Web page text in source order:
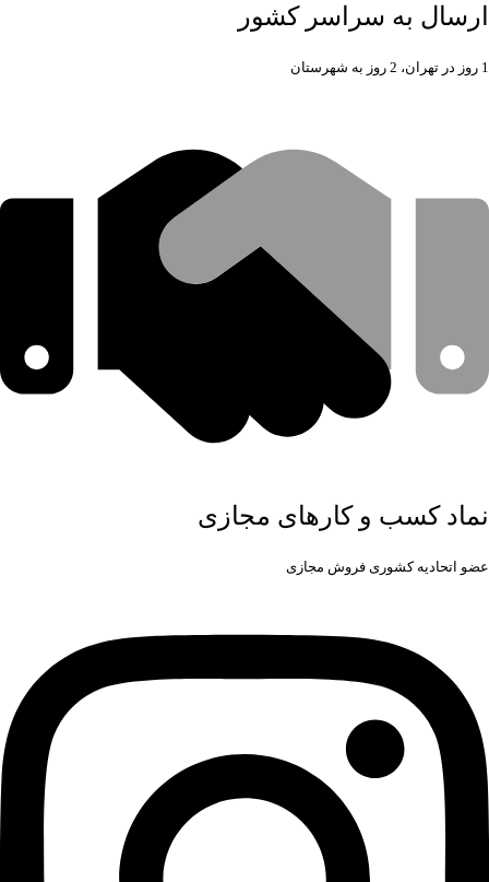
ارسال به سراسر کشور
1 روز در تهران، 2 روز به شهرستان
نماد کسب و کارهای مجازی
عضو اتحادیه کشوری فروش مجازی